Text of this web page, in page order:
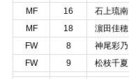
MF
16
石上琉南
MF
18
濵田佳穂
FW
8
神尾彩乃
FW
9 松枝千夏